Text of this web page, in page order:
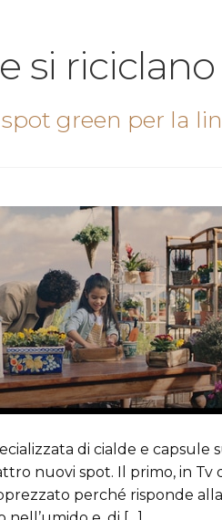
si riciclano
green per la
di cialde e capsule
nuovi spot. Il primo, in Tv
perché risponde